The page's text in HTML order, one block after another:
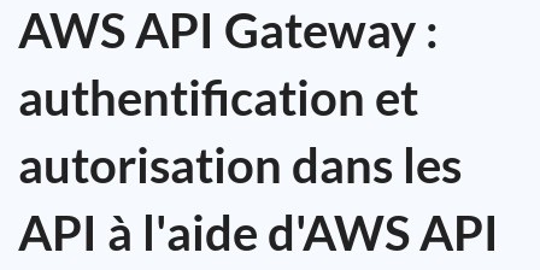
AWS API Gateway :
authentification et
autorisation dans les
API à l'aide d'AWS API